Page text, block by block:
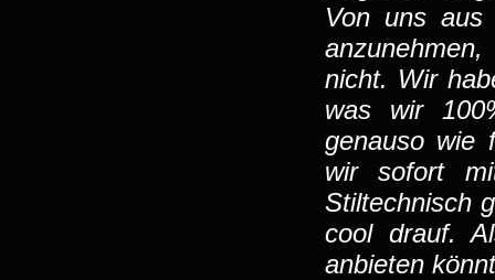
Von uns
nicht. Wir
was wir
genauso wie
wir sofort
Stiltechnisch
cool drauf.
anbieten